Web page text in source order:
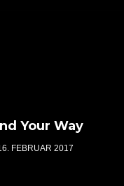
Your Way
FEBRUAR 2017